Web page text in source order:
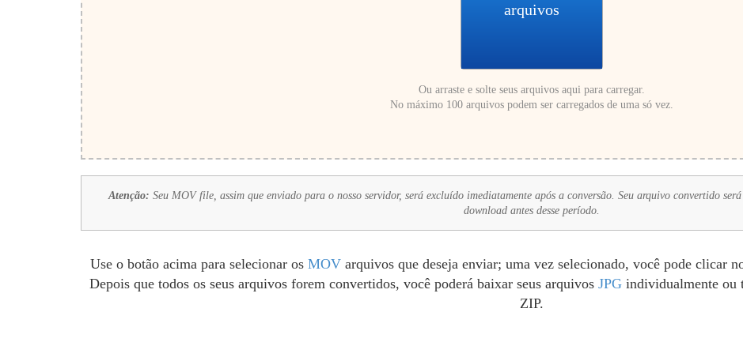
arquivos
Ou arraste e solte seus arquivos aqui para carregar.
No máximo 100 arquivos podem ser carregados de uma só vez.
Atenção: Seu MOV file, assim que enviado para o nosso servidor, será excluído imediatamente após a conversão. Seu arquivo convertido
download antes desse período.
Use o botão acima para selecionar os MOVarquivos que deseja enviar; uma vez selecionado, você pode clicar
Depois que todos os seus arquivos forem convertidos, você poderá baixar seus arquivos JPG individualmente ou
ZIP.